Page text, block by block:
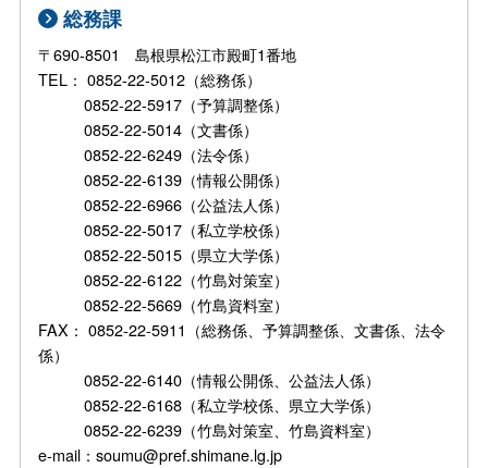
総務課
〒690-8501 島根県松江市殿町1番地
TEL： 0852-22-5012（総務係）
0852-22-5917（予算調整係）
0852-22-5014（文書係）
0852-22-6249（法令係）
0852-22-6139（情報公開係）
0852-22-6966（公益法人係）
0852-22-5017（私立学校係）
0852-22-5015（県立大学係）
0852-22-6122（竹島対策室）
0852-22-5669（竹島資料室）
FAX： 0852-22-5911（総務係、予算調整係、文書係、法令
係）
0852-22-6140（情報公開係、公益法人係）
0852-22-6168（私立学校係、県立大学係）
0852-22-6239（竹島対策室、竹島資料室）
e-mail：soumu@pref.shimane.lg.jp